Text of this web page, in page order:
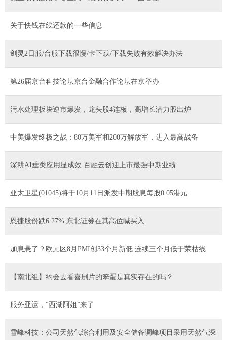
关于快钱在线还款的一些信息
剑灵2日服/台服下载很慢/卡下载/下载失败有效解决办法
第26届京台科技论坛京台金融合作论坛在京举办
污水处理板块逆市爆发，龙头股4连板，高增长潜力股出炉
中美爆发终极之战：80万美军和200万解放军，进入最高战备
深耕AI垂类应用显成效 百融云创迎上市最强中期业绩
亚太卫星(01045)将于10月11日派发中期股息每股0.05港元
恩捷股份跌6.27% 东北证券在其高位喊买入
加息悬了？欧元区8月PMI创33个月新低 连续三个月低于荣枯线
【南北组】约会去看喜剧片的笨蛋是真实存在的吗？
服务亚运，“西湖阿姐”来了
雪峰科技：公司天然气综合利用及安全储备调峰项目采用天然气深